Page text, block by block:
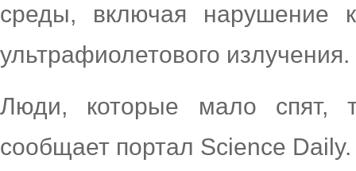
среды, включая нарушение
ультрафиолетового излучения.
Люди, которые мало спят,
сообщает портал Science Daily.